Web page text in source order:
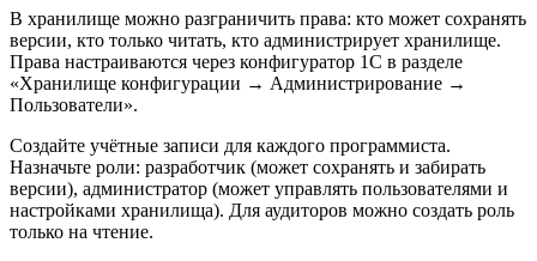
В хранилище можно разграничить права: кто может сохранять
версии, кто только читать, кто администрирует хранилище.
Права настраиваются через конфигуратор 1С в разделе
«Хранилище конфигурации → Администрирование →
Пользователи».
Создайте учётные записи для каждого программиста.
Назначьте роли: разработчик (может сохранять и забирать
версии), администратор (может управлять пользователями и
настройками хранилища). Для аудиторов можно создать роль
только на чтение.